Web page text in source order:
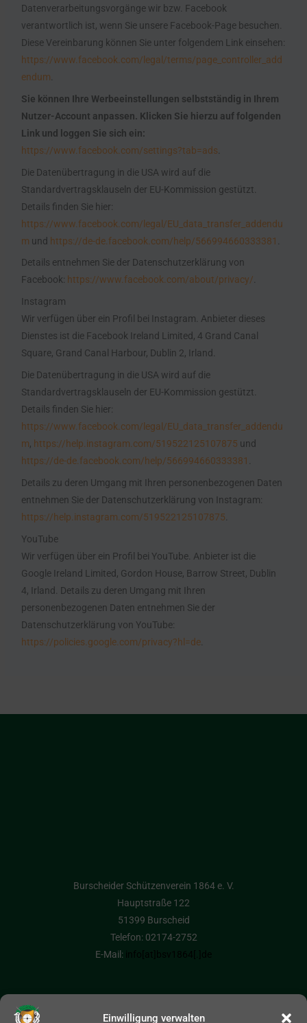
Einwilligung verwalten
Datenverarbeitungsvorgänge wir bzw. Facebook
verantwortlich ist, wenn Sie unsere Facebook-Page besuchen.
Diese Vereinbarung können Sie unter folgendem Link einsehen:
https://www.facebook.com/legal/terms/page_controller_add
endum
Sie können Ihre Werbeeinstellungen selbstständig in Ihrem
Nutzer-Account anpassen. Klicken Sie hierzu auf folgenden
Link und loggen Sie sich ein:
https://www.facebook.com/settings?tab=ads
Die Datenübertragung in die USA wird auf die
Standardvertragsklauseln der EU-Kommission gestützt.
Details finden Sie hier:
https://www.facebook.com/legal/EU_data_transfer_addendu
m und https://de-de.facebook.com/help/566994660333381
Details entnehmen Sie der Datenschutzerklärung von
Facebook: https://www.facebook.com/about/privacy/.
Instagram
Wir verfügen über ein Profil bei Instagram. Anbieter dieses
Dienstes ist die Facebook Ireland Limited, 4 Grand Canal
Square, Grand Canal Harbour, Dublin 2, Irland.
Die Datenübertragung in die USA wird auf die
Standardvertragsklauseln der EU-Kommission gestützt.
Details finden Sie hier:
https://www.facebook.com/legal/EU_data_transfer_addendu
m, https://help.instagram.com/519522125107875 und
https://de-de.facebook.com/help/566994660333381
Details zu deren Umgang mit Ihren personenbezogenen Daten
entnehmen Sie der Datenschutzerklärung von Instagram:
https://help.instagram.com/519522125107875
YouTube
Wir verfügen über ein Profil bei YouTube. Anbieter ist die
Google Ireland Limited, Gordon House, Barrow Street, Dublin
4, Irland. Details zu deren Umgang mit Ihren
personenbezogenen Daten entnehmen Sie der
Datenschutzerklärung von YouTube:
https://policies.google.com/privacy?hl=de
Burscheider Schützenverein 1864 e. V.
Hauptstraße 122
51399 Burscheid
Telefon: 02174-2752
E-Mail: info[at]bsv1864[.]de